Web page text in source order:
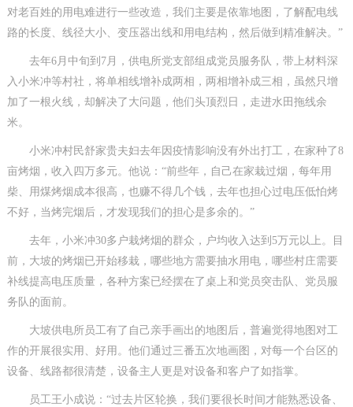
对老百姓的用电难进行一些改造，我们主要是依靠地图，了解配电线
路的长度、线径大小、变压器出线和用电结构，然后做到精准解决。”
去年6月中旬到7月，供电所党支部组成党员服务队，带上材料深
入小米冲等村社，将单相线增补成两相，两相增补成三相，虽然只增
加了一根火线，却解决了大问题，他们头顶烈日，走进水田拖线余
米。
小米冲村民舒家贵夫妇去年因疫情影响没有外出打工，在家种了8
亩烤烟，收入四万多元。他说：“前些年，自己在家栽过烟，每年用
柴、用煤烤烟成本很高，也赚不得几个钱，去年也担心过电压低怕烤
不好，当烤完烟后，才发现我们的担心是多余的。”
去年，小米冲30多户栽烤烟的群众，户均收入达到5万元以上。目
前，大坡的烤烟已开始移栽，哪些地方需要抽水用电，哪些村庄需要
补线提高电压质量，各种方案已经摆在了桌上和党员突击队、党员服
务队的面前。
大坡供电所员工有了自己亲手画出的地图后，普遍觉得地图对工
作的开展很实用、好用。他们通过三番五次地画图，对每一个台区的
设备、线路都很清楚，设备主人更是对设备和客户了如指掌。
员工王小成说：“过去片区轮换，我们要很长时间才能熟悉设备、